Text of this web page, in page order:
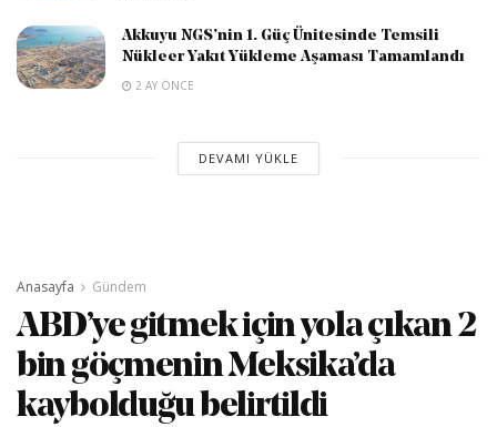
Akkuyu NGS’nin 1. Güç Ünitesinde Temsili
Nükleer Yakıt Yükleme Aşaması Tamamlandı
2 AY ÖNCE
DEVAMI YÜKLE
Anasayfa Gündem
ABD’ye gitmek için yola çıkan 2
bin göçmenin Meksika’da
kaybolduğu belirtildi